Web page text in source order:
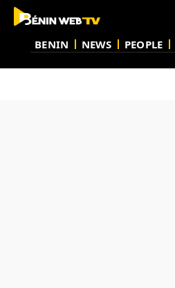
BENIN NEWS PEOPLE